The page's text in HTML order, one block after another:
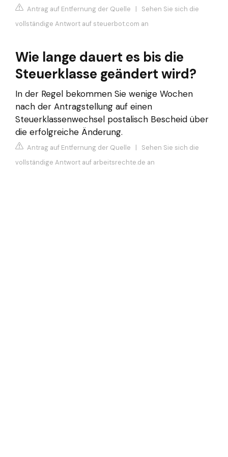
Antrag auf Entfernung der Quelle | Sehen Sie sich die
vollständige Antwort auf steuerbot.com an
Wie lange dauert es bis die
Steuerklasse geändert wird?
In der Regel bekommen Sie wenige Wochen
nach der Antragstellung auf einen
Steuerklassenwechsel postalisch Bescheid über
die erfolgreiche Änderung.
Antrag auf Entfernung der Quelle | Sehen Sie sich die
vollständige Antwort auf arbeitsrechte.de an